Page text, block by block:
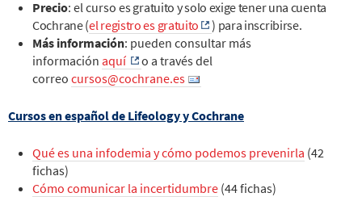
Precio: el curso es gratuito y solo exige tener una cuenta
Cochrane (el registro es gratuito
) para inscribirse.
Más información: pueden consultar más
información aquí
o a través del
correo cursos@cochrane.es
Cursos en español de Lifeology y Cochrane
Qué es una infodemia y cómo podemos prevenirla (42
fichas)
Cómo comunicar la incertidumbre (44 fichas)